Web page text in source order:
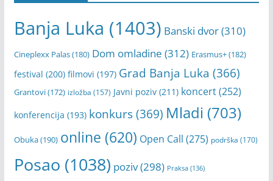
Banja Luka (1403) Banski dvor(310)
Cineplexx Palas(180) Dom omladine (312) Erasmus+(182)
festival (200) filmovi (197) Grad Banja Luka (366)
Grantovi(172) izložba (157) Javni poziv(211) koncert(252)
konferencija (193) konkurs(369) Mladi (703)
Obuka(190) online (620) Open Call (275) podrška (170)
Posao (1038) poziv(298) Praksa(136)